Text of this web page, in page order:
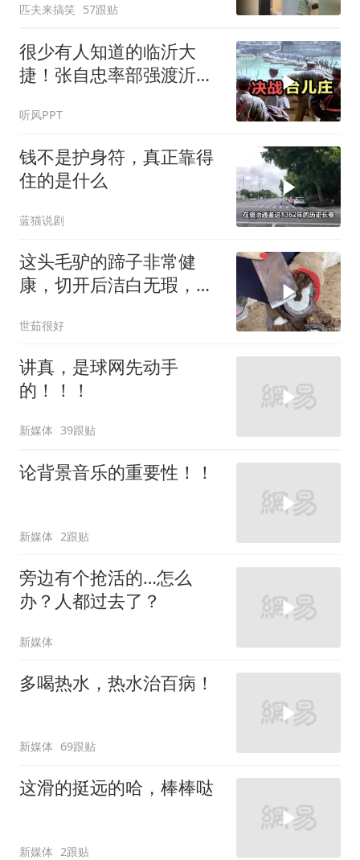
匹夫来搞笑 57跟贴
很少有人知道的临沂大
捷！张自忠率部强渡沂
听风PPT
钱不是护身符，真正靠得
住的是什么
蓝猫说剧
这头毛驴的蹄子非常健
康，切开后洁白无瑕，切
世茹很好
讲真，是球网先动手
的！！！
新媒体 39跟贴
论背景音乐的重要性！！
新媒体 2跟贴
旁边有个抢活的…怎么
办？人都过去了？
新媒体
多喝热水，热水治百病！
新媒体 69跟贴
这滑的挺远的哈，棒棒哒
新媒体 2跟贴